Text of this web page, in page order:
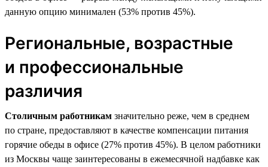
данную опцию минимален (53% против 45%).
Региональные, возрастные
и профессиональные
различия
Столичным работникам значительно реже, чем в среднем
по стране, предоставляют в качестве компенсации питания
горячие обеды в офисе (27% против 45%). В целом работники
из Москвы чаще заинтересованы в ежемесячной надбавке как